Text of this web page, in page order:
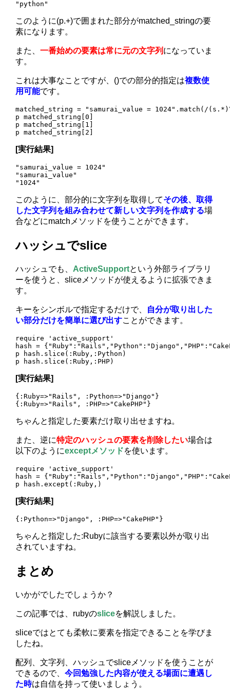
このように(p.+)で囲まれた部分がmatched_stringの要
素になります。
また、一番始めの要素は常に元の文字列 になっていま
す。
これは大事なことですが、()での部分的指定は複数使
用可能です。
matched_string = "samurai_value = 1024".match(/
p matched_string[0]
p matched_string[1]
[実行結果]
"samurai_value = 1024"
"samurai_value"
このように、部分的に文字列を取得してその後、取得
した文字列を組み合わせて新しい文字列を作成する場
合などにmatchメソッドを使うことができます。
ハッシュでslice
ハッシュでも、 ActiveSupportという外部ライブラリ
ーを使うと、sliceメソッドが使えるように拡張できま
す。
キーをシンボルで指定するだけで、 自分が取り出した
い部分だけを簡単に選び出すことができます。
require 'active_support'
hash =
p hash.slice(:Ruby,:Python)
[実行結果]
{:Ruby=>"Rails", :Python=>"Django"}
ちゃんと指定した要素だけ取り出せますね。
また、逆に特定のハッシュの要素を削除したい場合は
以下のようにexceptメソッドを使います。
require 'active_support'
hash =
[実行結果]
ちゃんと指定した:Rubyに該当する要素以外が取り出
されていますね。
まとめ
いかがでしたでしょうか？
この記事では、rubyのsliceを解説しました。
sliceではとても柔軟に要素を指定できることを学びま
したね。
配列、文字列、ハッシュでsliceメソッドを使うことが
できるので、今回勉強した内容が使える場面に遭遇し
た時は自信を持って使いましょう。